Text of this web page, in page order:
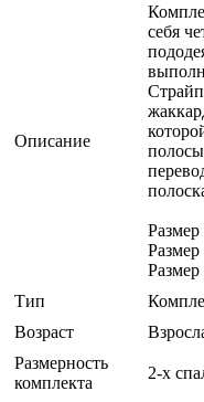
Описание
себя
Тип
Возраст
Размерность
комплекта
2-х